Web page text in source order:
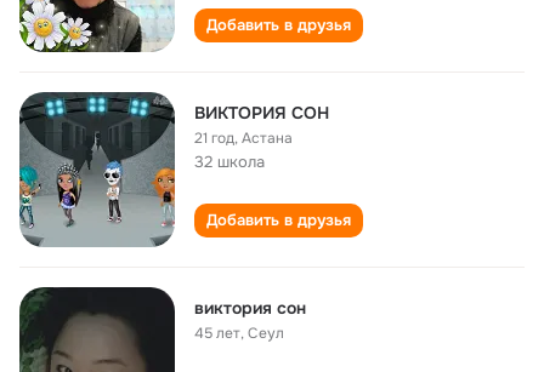
Добавить в друзья
ВИКТОРИЯ СОН
21 год,Астана
32 школа
Добавить в друзья
виктория сон
45 лет,Сеул